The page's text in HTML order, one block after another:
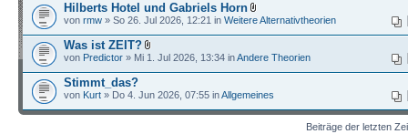
Hilberts Hotel und Gabriels Horn
von rmw » So 26. Jul 2026, 12:21 in Weitere Alternativtheorien
Was ist ZEIT?
von Predictor » Mi 1. Jul 2026, 13:34 inAndere Theorien
Stimmt_das?
von Kurt » Do 4. Jun 2026, 07:55 inAllgemeines
Beiträge der letzten